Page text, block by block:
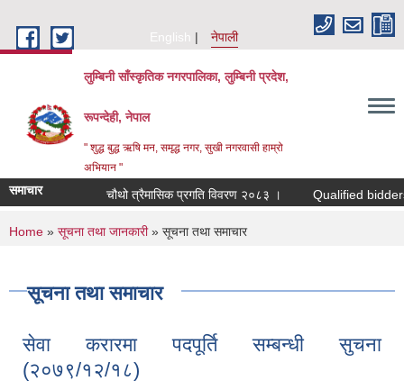
English
नेपाली
लुम्बिनी साँस्कृतिक नगरपालिका, लुम्बिनी प्रदेश,
रूपन्देही, नेपाल
" शुद्ध बुद्ध ऋषि मन, समृद्ध नगर, सुखी नगरवासी हाम्रो
अभियान "
समाचार चौथो त्रैमासिक प्रगति विवरण २०८३ । Qualified bidders in
You are here
Home » सूचना तथा जानकारी» सूचना तथा समाचार
सूचना तथा समाचार
सेवा करारमा पदपूर्ति सम्बन्धी सुचना
(२०७९/१२/१८)